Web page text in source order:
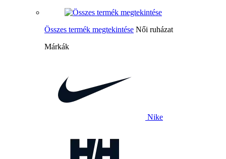
Összes termék megtekintése Női ruházat
Márkák
Nike